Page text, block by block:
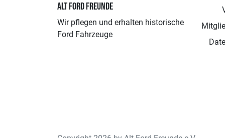
ALT FORD FREUNDE
Wir pflegen und erhalten historische
Ford Fahrzeuge